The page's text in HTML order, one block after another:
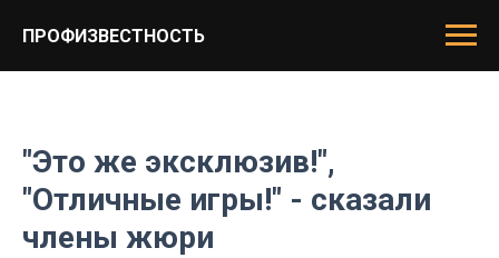
ПРОФИЗВЕСТНОСТЬ
"Это же эксклюзив!",
"Отличные игры!" - сказали
члены жюри